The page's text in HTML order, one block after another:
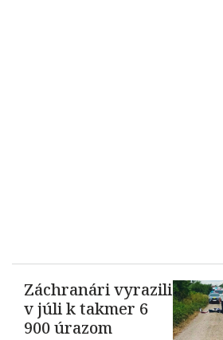
Záchranári vyrazili
v júli k takmer 6
900 úrazom